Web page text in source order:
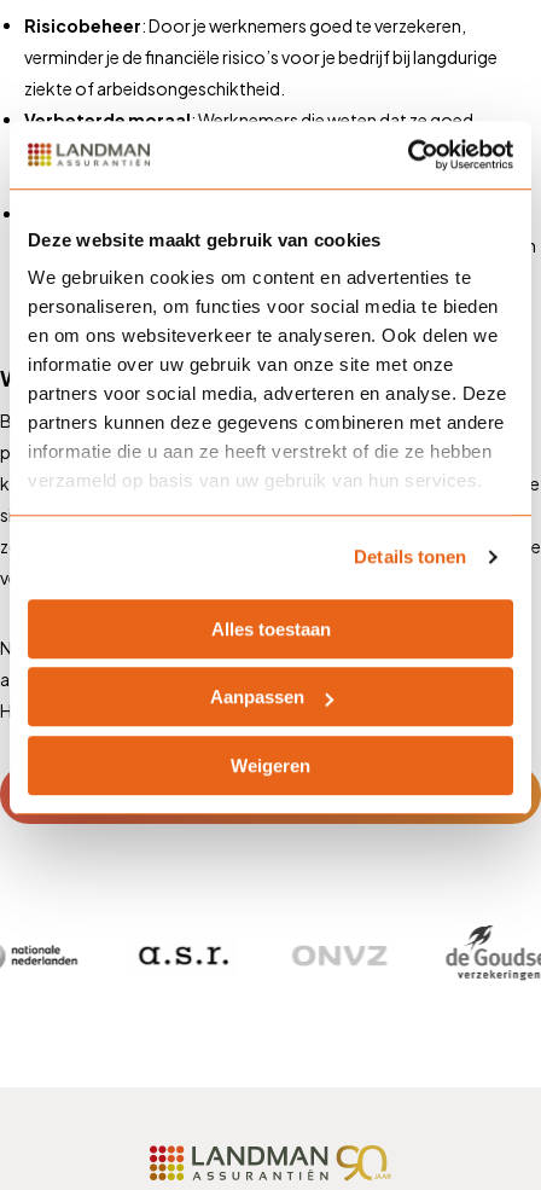
Deze website maakt gebruik van cookies
We gebruiken cookies om content en advertenties te
personaliseren, om functies voor social media te bieden
en om ons websiteverkeer te analyseren. Ook delen we
informatie over uw gebruik van onze site met onze
partners voor social media, adverteren en analyse. Deze
partners kunnen deze gegevens combineren met andere
informatie die u aan ze heeft verstrekt of die ze hebben
verzameld op basis van uw gebruik van hun services.
Details tonen
Alles toestaan
Aanpassen
Weigeren
Risicobeheer: Door je werknemers goed te verzekeren,
verminder je de financiële risico’s voor je bedrijf bij langdurige
ziekte of arbeidsongeschiktheid.
Verbeterde moraal: Werknemers die weten dat ze goed
beschermd zijn, zijn vaak meer gemotiveerd en betrokken bij hun
verzekeringsopties zoals een WGA Hiaatverzekering kan je helpen
om talent aan te trekken en te behouden, omdat het laat zien dat
je geeft om het welzijn van je personeel.
Waarom kiezen voor Landman Assurantiën?
Bij Landman Assurantiën combineren we expertise met een
persoonlijke benadering. Onze ervaren adviseurs helpen je bij het
kiezen van de juiste WGA Hiaatverzekering die past bij jouw specifieke
situatie. We bieden maatwerkoplossingen en persoonlijk advies,
zodat je personeel goed beschermd is en jij voldoet aan alle wettelijke
vereisten.
Neem vandaag nog contact met ons op voor een vrijblijvend
adviesgesprek. Wij helpen je graag bij het vinden van de beste WGA
Hiaatverzekering voor jouw bedrijf.Of maak hier een afspraak
Neem contact op voor vrijblijvend advies